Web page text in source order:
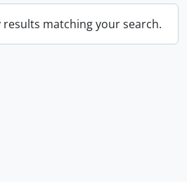
matching your search.